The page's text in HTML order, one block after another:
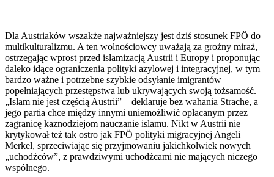
Dla Austriaków wszakże najważniejszy jest dziś stosunek FPÖ do
multikulturalizmu. A ten wolnościowcy uważają za groźny miraż,
ostrzegając wprost przed islamizacją Austrii i Europy i proponując
daleko idące ograniczenia polityki azylowej i integracyjnej, w tym
bardzo ważne i potrzebne szybkie odsyłanie imigrantów
popełniających przestępstwa lub ukrywających swoją tożsamość.
„Islam nie jest częścią Austrii” – deklaruje bez wahania Strache, a
jego partia chce między innymi uniemożliwić opłacanym przez
zagranicę kaznodziejom nauczanie islamu. Nikt w Austrii nie
krytykował też tak ostro jak FPÖ polityki migracyjnej Angeli
Merkel, sprzeciwiając się przyjmowaniu jakichkolwiek nowych
„uchodźców”, z prawdziwymi uchodźcami nie mających niczego
wspólnego.